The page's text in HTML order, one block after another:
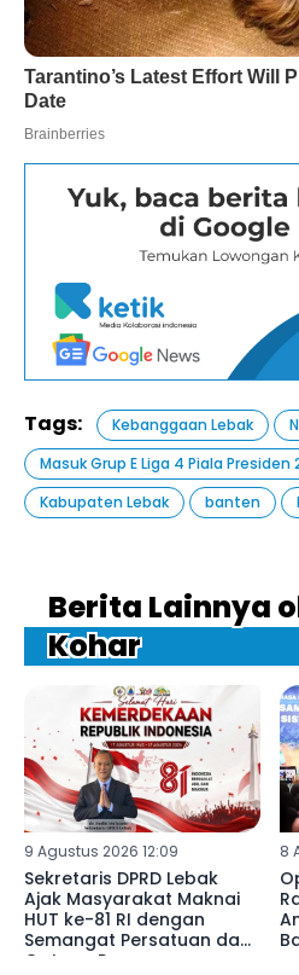
Tags: Kebanggaan Lebak
Masuk Grup E Liga 4 Piala Presiden
Kabupaten Lebak
banten
Berita Lainnya
Kohar
9 Agustus 2026 12:09
Sekretaris DPRD Lebak
Ajak Masyarakat Maknai
HUT ke-81 RI dengan
Semangat Persatuan dan
Gotong Royong
8